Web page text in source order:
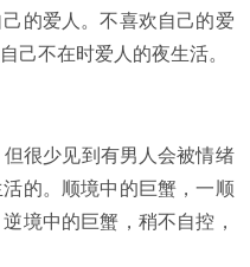
的爱人。不喜欢自己的爱
己不在时爱人的夜生活。
很少见到有男人会被情绪
的。顺境中的巨蟹，一顺
境中的巨蟹，稍不自控，